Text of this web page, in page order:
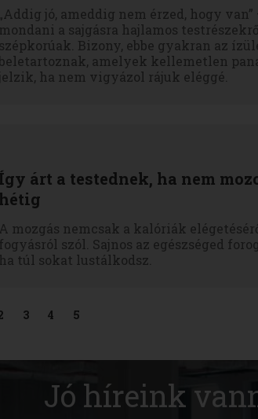
jó, ameddig nem érzed, hogy
a sajgásra hajlamos
Bizony, ebbe gyakran az
amelyek kellemetlen
ha nem vigyázol rájuk eléggé.
árt a testednek, ha nem
mozgás nemcsak a kalóriák
szól. Sajnos az egészséged
túl sokat lustálkodsz.
3 4 5
Jó híreink